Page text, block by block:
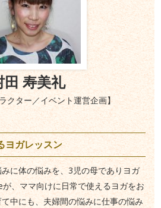
田 寿美礼
クター／イベント運営企画】
ヨガレッスン
に体の悩みを、3児の母でありヨガ
、ママ向けに日常で使えるヨガをお
中にも、夫婦間の悩みに仕事の悩み